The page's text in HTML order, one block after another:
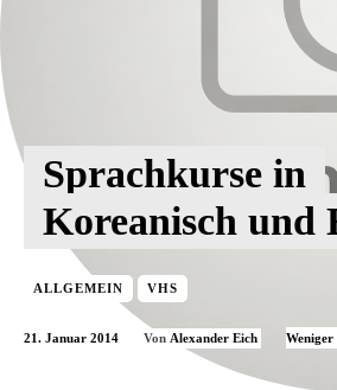
Sprachkurse in
Koreanisch und
ALLGEMEIN VHS
21. Januar 2014 Von Alexander Eich Weniger